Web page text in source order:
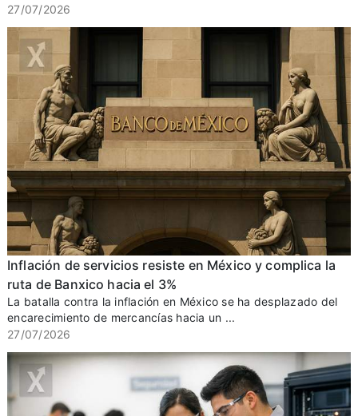
27/07/2026
Inflación de servicios resiste en México y complica la
ruta de Banxico hacia el 3%
La batalla contra la inflación en México se ha desplazado del
encarecimiento de mercancías hacia un ...
27/07/2026